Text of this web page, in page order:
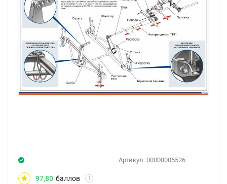
Артикул: 00000005526
97,80 баллов ?